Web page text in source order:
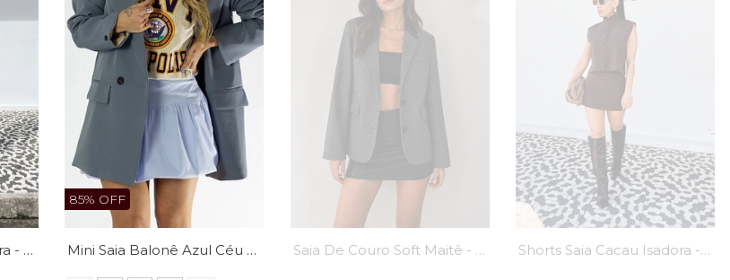
Shorts Saia Preto Isadora - MiniMoni
85% OFF
Mini Saia Balonê Azul Céu Chloe - Mini Moni Saia De Couro Soft Maitê - MiniMoni Shorts Saia Cacau Isadora - MiniMoni